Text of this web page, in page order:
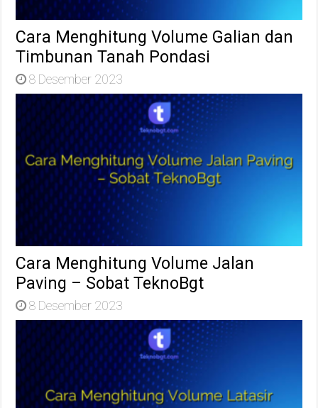
Cara Menghitung Volume Galian dan
Timbunan Tanah Pondasi
8 Desember 2023
Cara Menghitung Volume Jalan
Paving – Sobat TeknoBgt
8 Desember 2023